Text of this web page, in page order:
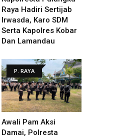
Raya Hadiri Sertijab
Irwasda, Karo SDM
Serta Kapolres Kobar
Dan Lamandau
P. RAYA
Awali Pam Aksi
Damai, Polresta